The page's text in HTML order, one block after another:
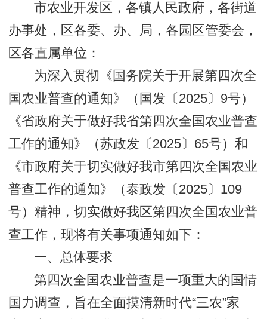
市农业开发区，各镇人民政府，各街道
办事处，区各委、办、局，各园区管委会，
区各直属单位：
为深入贯彻《国务院关于开展第四次全
国农业普查的通知》（国发〔2025〕9号）
《省政府关于做好我省第四次全国农业普查
工作的通知》（苏政发〔2025〕65号）和
《市政府关于切实做好我市第四次全国农业
普查工作的通知》（泰政发〔2025〕109
号）精神，切实做好我区第四次全国农业普
查工作，现将有关事项通知如下：
一、总体要求
第四次全国农业普查是一项重大的国情
国力调查，旨在全面摸清新时代“三农”家